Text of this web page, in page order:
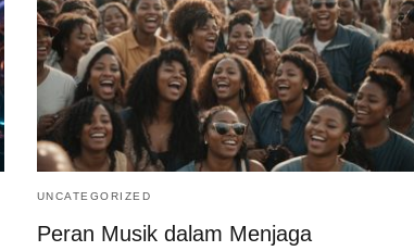
UNCATEGORIZED
Peran Musik dalam Menjaga